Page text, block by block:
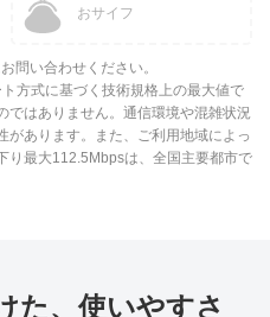
おサイフ
問い合わせください。
方式に基づく技術規格上の最大値で
ではありません。通信環境や混雑状況
があります。また、ご利用地域によっ
り最大112.5Mbpsは、全国主要都市で
た、使いやすさ